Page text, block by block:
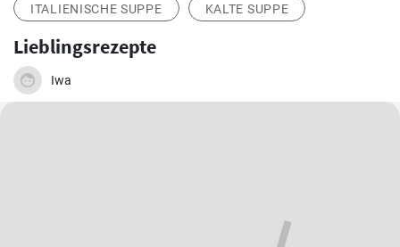
ITALIENISCHE SUPPE KALTE SUPPE
Lieblingsrezepte
Iwa